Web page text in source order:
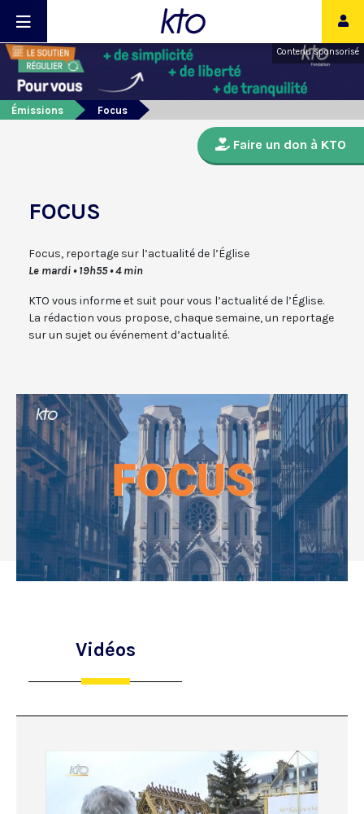
Contenu sponsorisé
Émissions Focus
Faire un don à KTO
FOCUS
Focus, reportage sur l’actualité de l’Église
Le mardi • 19h55 • 4 min
KTO vous informe et suit pour vous l’actualité de l’Église.
La rédaction vous propose, chaque semaine, un reportage
sur un sujet ou événement d’actualité.
Vidéos